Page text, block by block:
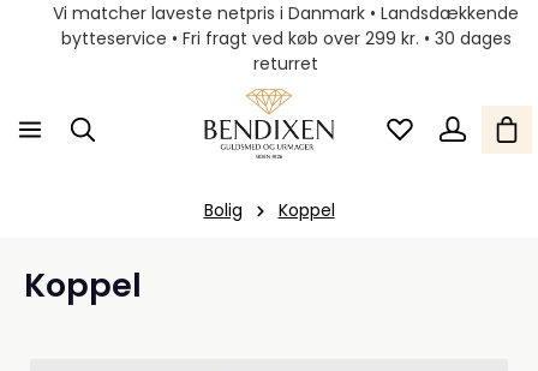
Vi matcher laveste netpris i Danmark • Landsdækkende
bytteservice • Fri fragt ved køb over 299 kr. • 30 dages
returret
Bolig Koppel
Koppel